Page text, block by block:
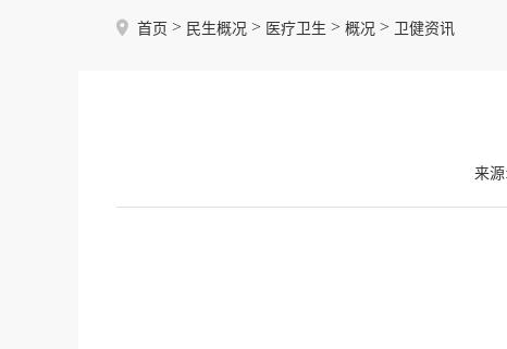
首页 > 民生概况 > 医疗卫生 > 概况 > 卫健资讯
来